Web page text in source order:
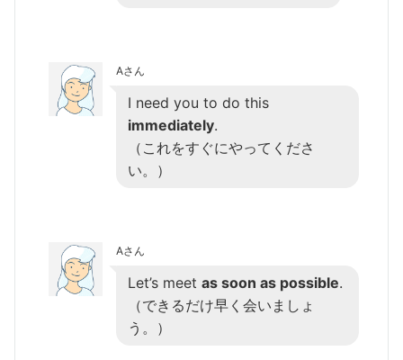
Aさん
I need you to do this
immediately.
（これをすぐにやってくださ
い。）
Aさん
Let’s meet as soon as possible.
（できるだけ早く会いましょ
う。）